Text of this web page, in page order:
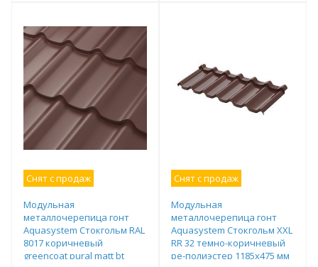
Снят с продаж
Модульная
металлочерепица гонт
Aquasystem Стокгольм RAL
8017 коричневый
greencoat pural matt bt
Снят с продаж
Модульная
металлочерепица гонт
Aquasystem Стокгольм XXL
RR 32 темно-коричневый
ре-полиэстер 1185х475 мм